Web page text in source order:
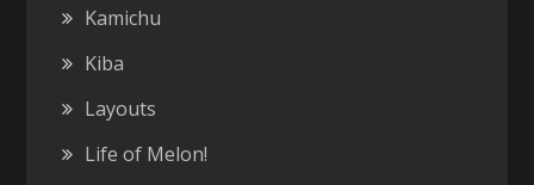
Kamichu
Kiba
Layouts
Life of Melon!